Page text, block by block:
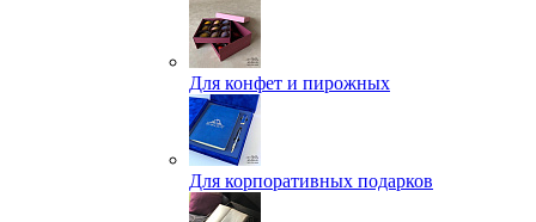
Для конфет и пирожных
Для корпоративных подарков